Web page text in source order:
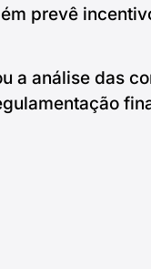
prevê
a análise das